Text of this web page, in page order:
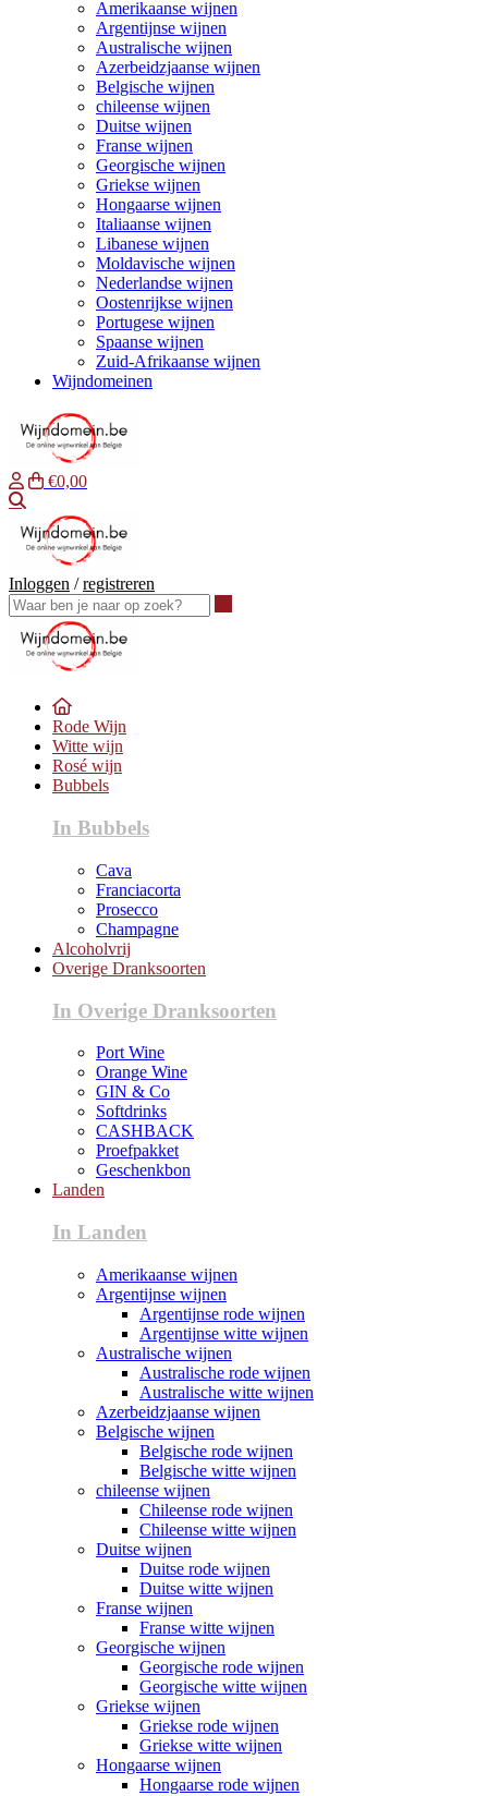
Amerikaanse wijnen
Argentijnse wijnen
Australische wijnen
Azerbeidzjaanse wijnen
Belgische wijnen
chileense wijnen
Duitse wijnen
Franse wijnen
Georgische wijnen
Griekse wijnen
Hongaarse wijnen
Italiaanse wijnen
Libanese wijnen
Moldavische wijnen
Nederlandse wijnen
Oostenrijkse wijnen
Portugese wijnen
Spaanse wijnen
Zuid-Afrikaanse wijnen
Wijndomeinen
€0,00
Inloggen /registreren
Rode Wijn
Witte wijn
Rosé wijn
Bubbels
In Bubbels
Cava
Franciacorta
Prosecco
Champagne
Alcoholvrij
Overige Dranksoorten
In Overige Dranksoorten
Port Wine
Orange Wine
GIN & Co
Softdrinks
CASHBACK
Proefpakket
Geschenkbon
Landen
In Landen
Amerikaanse wijnen
Argentijnse wijnen
Argentijnse rode wijnen
Argentijnse witte wijnen
Australische wijnen
Australische rode wijnen
Australische witte wijnen
Azerbeidzjaanse wijnen
Belgische wijnen
Belgische rode wijnen
Belgische witte wijnen
chileense wijnen
Chileense rode wijnen
Chileense witte wijnen
Duitse wijnen
Duitse rode wijnen
Duitse witte wijnen
Franse wijnen
Franse witte wijnen
Georgische wijnen
Georgische rode wijnen
Georgische witte wijnen
Griekse wijnen
Griekse rode wijnen
Griekse witte wijnen
Hongaarse wijnen
Hongaarse rode wijnen